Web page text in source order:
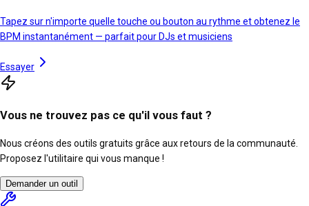
Tapez sur n'importe quelle touche ou bouton au rythme et obtenez le
BPM instantanément — parfait pour DJs et musiciens
Essayer
Vous ne trouvez pas ce qu'il vous faut ?
Nous créons des outils gratuits grâce aux retours de la communauté.
Proposez l'utilitaire qui vous manque !
Demander un outil